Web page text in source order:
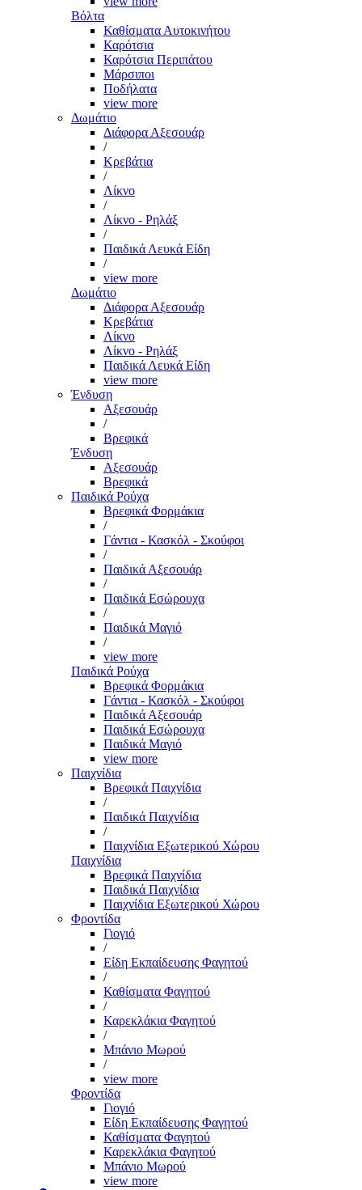
Βόλτα
Καθίσματα Αυτοκινήτου
Καρότσια
Καρότσια Περιπάτου
Μάρσιποι
Ποδήλατα
view more
Δωμάτιο
Διάφορα Αξεσουάρ
/
Κρεβάτια
/
Λίκνο
/
Λίκνο - Ρηλάξ
/
Παιδικά Λευκά Είδη
/
view more
Δωμάτιο
Διάφορα Αξεσουάρ
Κρεβάτια
Λίκνο
Λίκνο - Ρηλάξ
Παιδικά Λευκά Είδη
view more
Ένδυση
Αξεσουάρ
/
Βρεφικά
Ένδυση
Αξεσουάρ
Βρεφικά
Παιδικά Ρούχα
Βρεφικά Φορμάκια
/
Γάντια - Κασκόλ - Σκούφοι
/
Παιδικά Αξεσουάρ
/
Παιδικά Εσώρουχα
/
Παιδικά Μαγιό
/
view more
Παιδικά Ρούχα
Βρεφικά Φορμάκια
Γάντια - Κασκόλ - Σκούφοι
Παιδικά Αξεσουάρ
Παιδικά Εσώρουχα
Παιδικά Μαγιό
view more
Παιχνίδια
Βρεφικά Παιχνίδια
/
Παιδικά Παιχνίδια
/
Παιχνίδια Εξωτερικού Χώρου
Παιχνίδια
Βρεφικά Παιχνίδια
Παιδικά Παιχνίδια
Παιχνίδια Εξωτερικού Χώρου
Φροντίδα
Γιογιό
/
Είδη Εκπαίδευσης Φαγητού
/
Καθίσματα Φαγητού
/
Καρεκλάκια Φαγητού
/
Μπάνιο Μωρού
/
view more
Φροντίδα
Γιογιό
Είδη Εκπαίδευσης Φαγητού
Καθίσματα Φαγητού
Καρεκλάκια Φαγητού
Μπάνιο Μωρού
view more